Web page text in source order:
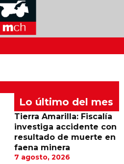
Lo último del mes
Tierra Amarilla: Fiscalía
investiga accidente con
resultado de muerte en
faena minera
7 agosto, 2026